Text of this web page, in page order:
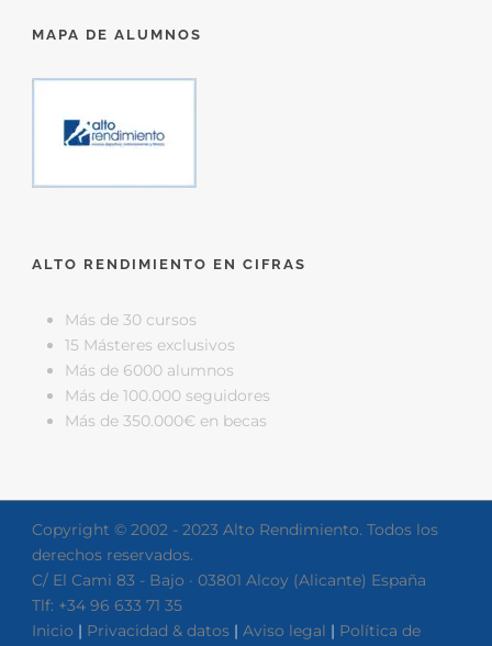
MAPA DE ALUMNOS
ALTO RENDIMIENTO EN CIFRAS
Más de 30 cursos
15 Másteres exclusivos
Más de 6000 alumnos
Más de 100.000 seguidores
Más de 350.000€ en becas
Copyright © 2002 - 2023 Alto Rendimiento. Todos los
derechos reservados.
C/ El Cami 83 - Bajo · 03801 Alcoy (Alicante) España
Tlf: +34 96 633 71 35
Inicio | Privacidad & datos | Aviso legal | Política de